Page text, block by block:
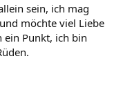
sein, ich mag
möchte viel Liebe
ein Punkt, ich bin